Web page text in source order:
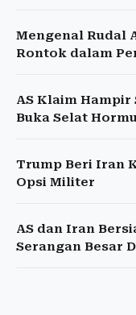
Mengenal Rudal
Rontok dalam
AS Klaim
Buka Selat
Trump Beri Iran
Opsi Militer
AS dan Iran
Serangan Besar